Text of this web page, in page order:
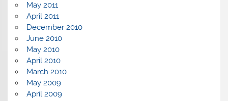
May 2011
April 2011
December 2010
June 2010
May 2010
April 2010
March 2010
May 2009
April 2009